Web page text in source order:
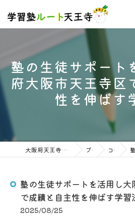
塾の生徒サポート
府大阪市天王寺区
性を伸ばす
大阪府天王寺の塾なら学習塾ルート天王寺 ブログ コラム 塾
塾の生徒サポートを活用し
で成績と自主性を伸ばす学習
2025/08/25